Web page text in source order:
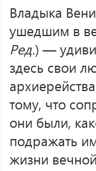
Владыка
ушедшим в
Ред.) —
здесь свои
тому, что
они были,
подражать
жизни